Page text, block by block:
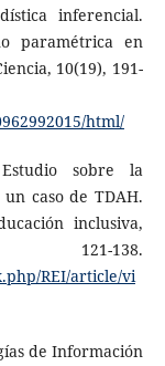
inferencial.
paramétrica en
10(19), 191-
html/
sobre la
caso de TDAH.
inclusiva,
REI/article/vi
de Información